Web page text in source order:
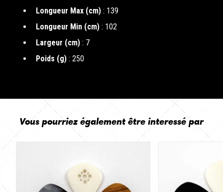
Longueur Max (cm) : 139
Longueur Min (cm) : 102
Largeur (cm) : 7
Poids (g) : 250
Vous pourriez également être interessé par